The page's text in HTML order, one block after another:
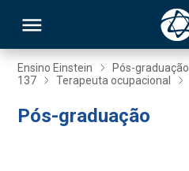
Ensino Einstein Pós-graduação
137
Terapeuta ocupacional
Pós-graduação